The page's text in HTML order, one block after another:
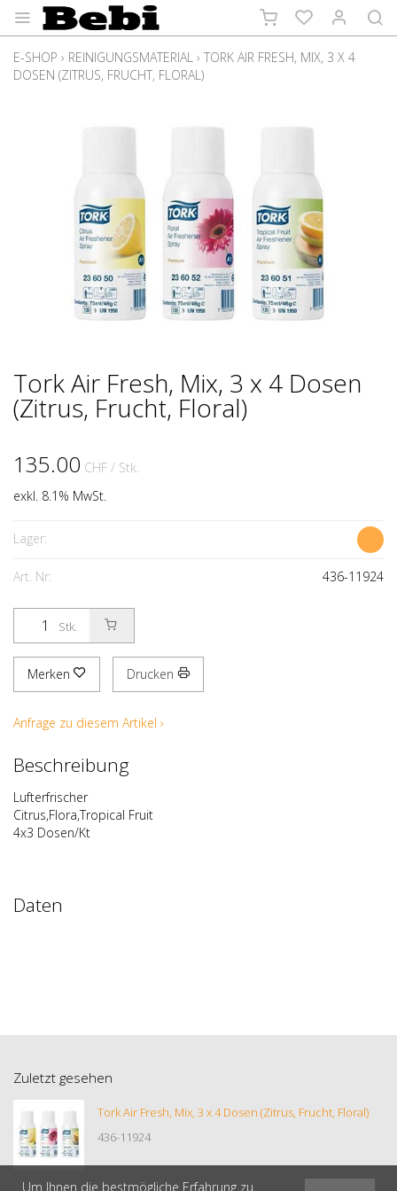
E-SHOP › REINIGUNGSMATERIAL › TORK AIR FRESH, MIX, 3 X 4
DOSEN (ZITRUS, FRUCHT, FLORAL)
Tork Air Fresh, Mix, 3 x 4 Dosen
(Zitrus, Frucht, Floral)
135.00 CHF / Stk.
exkl. 8.1% MwSt.
Lager:
Art. Nr: 436-11924
Stk.
Merken Drucken
Anfrage zu diesem Artikel ›
Beschreibung
Lufterfrischer
Citrus,Flora,Tropical Fruit
4x3 Dosen/Kt
Daten
Zuletzt gesehen
Tork Air Fresh, Mix, 3 x 4 Dosen (Zitrus, Frucht, Floral)
436-11924
Um Ihnen die bestmögliche Erfahrung zu